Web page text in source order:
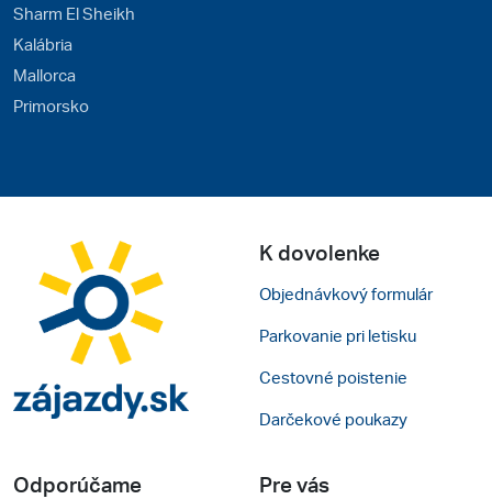
Sharm El Sheikh
Kalábria
Mallorca
Primorsko
K dovolenke
Objednávkový formulár
Parkovanie pri letisku
Cestovné poistenie
Darčekové poukazy
Odporúčame Pre vás